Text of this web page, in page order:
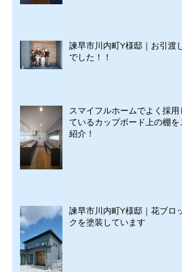
諫早市川内町Y様邸｜お引渡し
でした！！
スマイフルホームでよく採用し
ているカップボード上の棚をご
紹介！
諫早市川内町Y様邸｜花ブロッ
クを塗装しています